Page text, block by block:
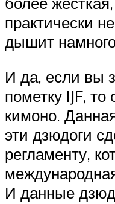
практически
дышит
И да, если вы
пометку IJF,
кимоно.
эти дзюдоги
регламенту,
И данные